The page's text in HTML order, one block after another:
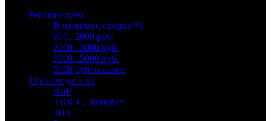
Рекомендуем
В наличии, скидки %
900...2000 руб.
2000...3000 руб.
3000...5000 руб.
5000 руб. и более
Производители
АиР
ЗЗОСС, Златоуст
ЗИК